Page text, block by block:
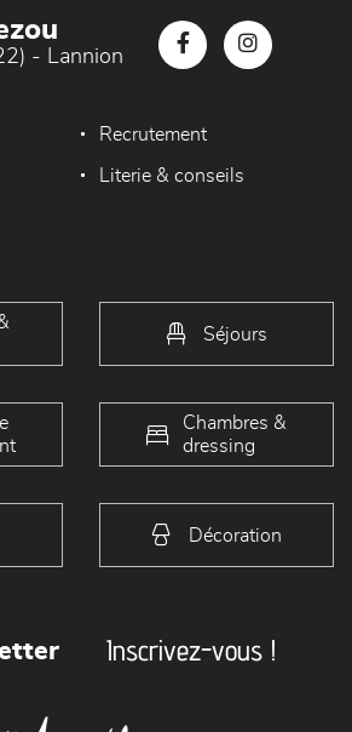
- Lannion
Recrutement
Literie & conseils
Séjours
Chambres &
dressing
Décoration
Inscrivez-vous !